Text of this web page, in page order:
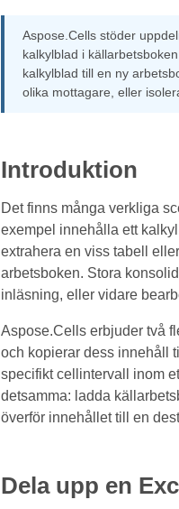
Aspose.Cells stöder
kalkylblad i
kalkylblad till en ny
olika mottagare, eller
Introduktion
Det finns många verkliga
exempel innehålla ett
extrahera en viss tabell
arbetsboken. Stora
inläsning, eller vidare
Aspose.Cells erbjuder två
och kopierar dess innehåll
specifikt cellintervall inom
detsamma: ladda
överför innehållet till en
Dela upp en